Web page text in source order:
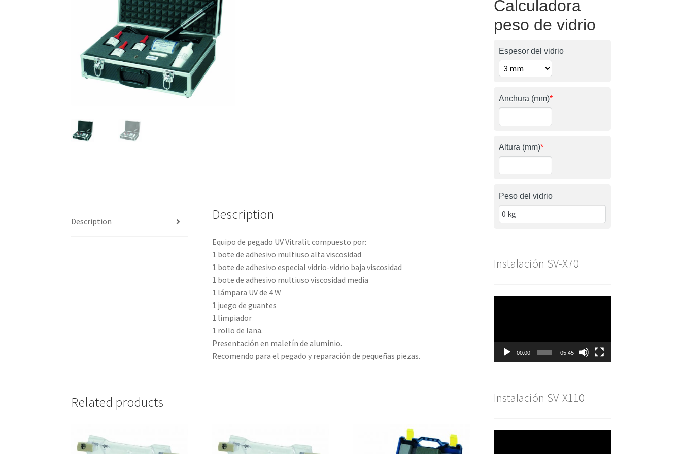
Description Description
Equipo de pegado UV Vitralit compuesto por:
1 bote de adhesivo multiuso alta viscosidad
1 bote de adhesivo especial vidrio-vidrio baja viscosidad
1 bote de adhesivo multiuso viscosidad media
1 lámpara UV de 4 W
1 juego de guantes
1 limpiador
1 rollo de lana.
Presentación en maletín de aluminio.
Recomendo para el pegado y reparación de pequeñas piezas.
Related products
Calculadora
peso de vidrio
Espesor del vidrio
Anchura (mm)*
Altura (mm)*
Peso del vidrio
Instalación SV-X70
00:00 05:45
Instalación SV-X110